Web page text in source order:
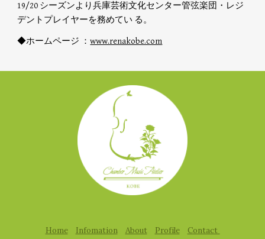
19/20 シーズンより兵庫芸術文化センター管弦楽団・レジ
デントプレイヤーを務めてい る。
◆ホームページ ：www.renakobe.com
Home Infomation About Profile Contact